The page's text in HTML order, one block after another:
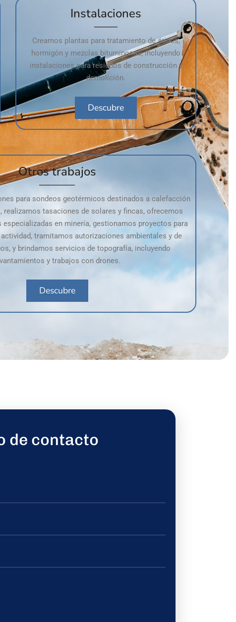
Instalaciones
Creamos plantas para tratamiento de áridos,
hormigón y mezclas bituminosas, incluyendo
instalaciones para residuos de construcción y
demolición.
Descubre
Otros trabajos
para sondeos geotérmicos destinados a calefacción
realizamos tasaciones de solares y fincas, ofrecemos
en minería, gestionamos proyectos para
tramitamos autorizaciones ambientales y de
y brindamos servicios de topografía, incluyendo
y trabajos con drones.
Descubre
de contacto